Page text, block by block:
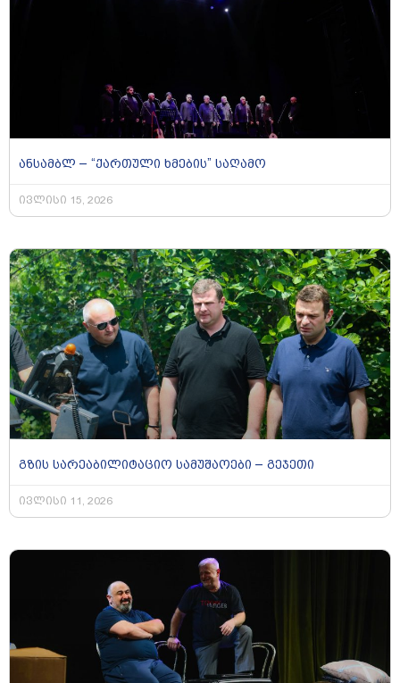
ანსამბლ – “ქართული ხმების” საღამო
ივლისი 15, 2026
გზის სარეაბილიტაციო სამუშაოები – გეჯეთი
ივლისი 11, 2026